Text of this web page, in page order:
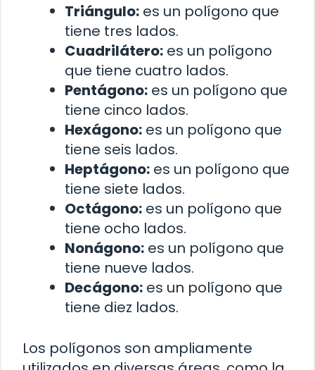
Triángulo: es un polígono que
tiene tres lados.
Cuadrilátero: es un polígono
que tiene cuatro lados.
Pentágono: es un polígono que
tiene cinco lados.
Hexágono: es un polígono que
tiene seis lados.
Heptágono: es un polígono que
tiene siete lados.
Octágono: es un polígono que
tiene ocho lados.
Nonágono: es un polígono que
tiene nueve lados.
Decágono: es un polígono que
tiene diez lados.
Los polígonos son ampliamente